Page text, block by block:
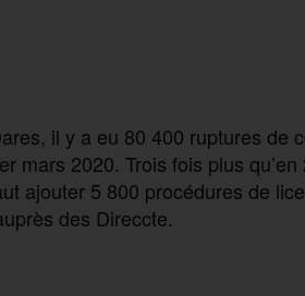
il y a eu 80 400 ruptures de
mars 2020. Trois fois plus
ajouter 5 800 procédures de
des Direccte.